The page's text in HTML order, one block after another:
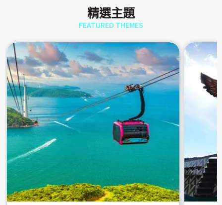
精選主題
FEATURED THEMES